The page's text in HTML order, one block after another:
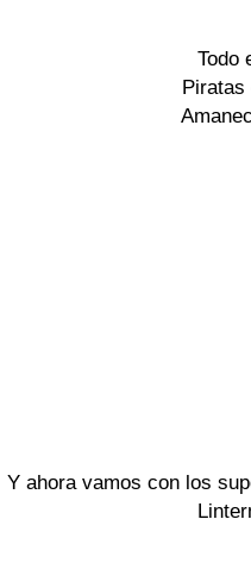
Todo
Piratas
Y ahora vamos con los